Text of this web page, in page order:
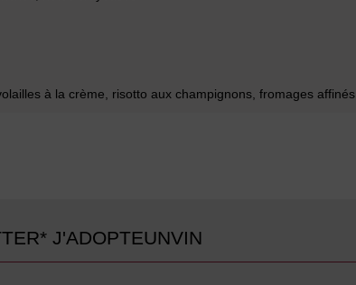
à la crème, risotto aux champignons, fromages affinés.
J'ADOPTEUNVIN